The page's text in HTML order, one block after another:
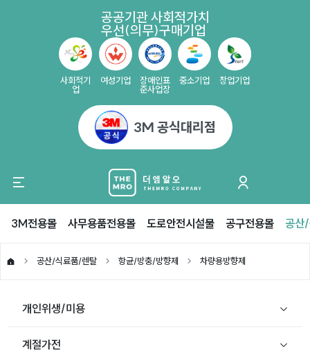
공공기관 사회적가치
우선(의무)구매기업
사회적기
업
여성기업
장애인표
준사업장
중소기업 창업기업
3M 공식대리점
3M전용몰 사무용품전용몰 도로안전시설물 공구전용몰 공산
공산/식료품/렌탈 항균/방충/방향제 차량용방향제
개인위생/미용
계절가전